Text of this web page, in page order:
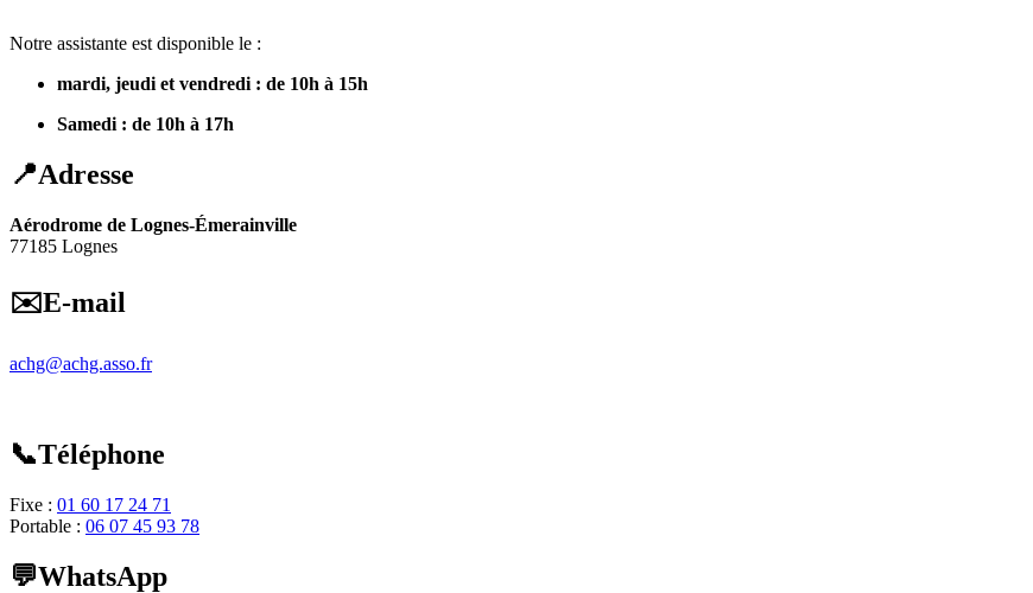
Notre assistante est disponible le :
mardi, jeudi et vendredi : de 10h à 15h
Samedi : de 10h à 17h
📍Adresse
Aérodrome de Lognes-Émerainville
77185 Lognes
✉️E-mail
achg@achg.asso.fr
📞Téléphone
Fixe : 01 60 17 24 71
Portable : 06 07 45 93 78
💬WhatsApp